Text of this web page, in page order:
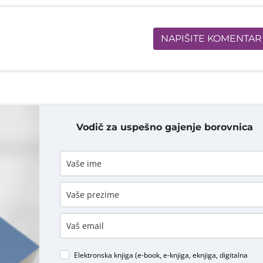
NAPIŠITE KOMENTAR
KOMENTAR
Vodič za uspešno gajenje borovnica
Elektronska knjiga (e-book, e-knjiga, eknjiga, digitalna